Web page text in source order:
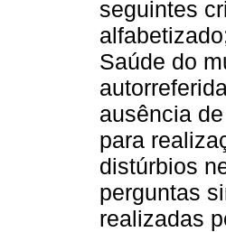
seguintes
Saúde do
ausência
para
distúrbios
perguntas
realizadas